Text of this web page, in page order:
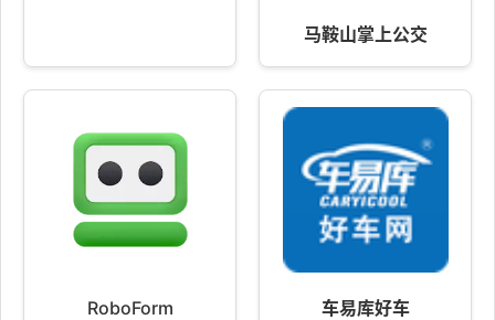
马鞍山掌上公交
RoboForm 车易库好车